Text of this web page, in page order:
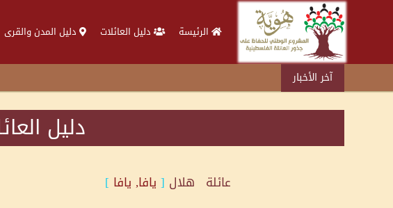
الرئيسة دليل العائلات دليل المدن والقرى
آخر الأخبار
دليل
عائلة هلال [ يافا, يافا ]